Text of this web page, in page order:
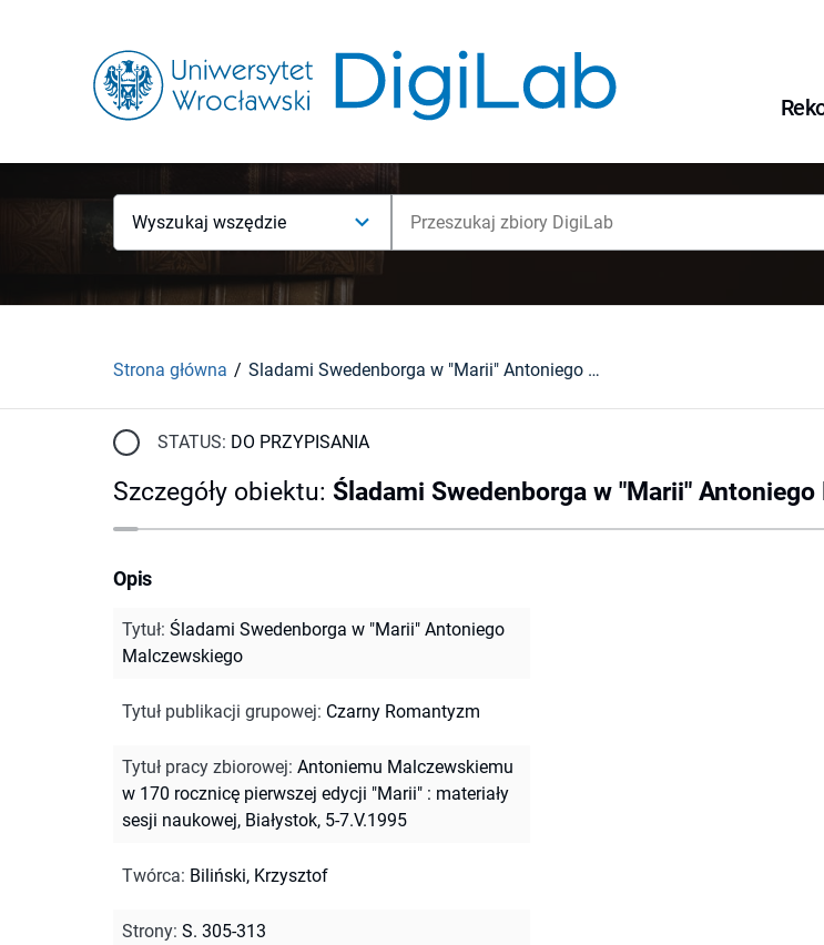
Wyszukaj wszędzie
Strona główna Śladami Swedenborga w "Marii" Antoniego Malczewskiego
STATUS: DO PRZYPISANIA
Szczegóły obiektu: Śladami Swedenborga w "Marii"
Opis
Tytuł: Śladami Swedenborga w "Marii" Antoniego
Malczewskiego
Tytuł publikacji grupowej: Czarny Romantyzm
Tytuł pracy zbiorowej: Antoniemu Malczewskiemu
w 170 rocznicę pierwszej edycji "Marii" : materiały
sesji naukowej, Białystok, 5-7.V.1995
Twórca: Biliński, Krzysztof
Strony: S. 305-313